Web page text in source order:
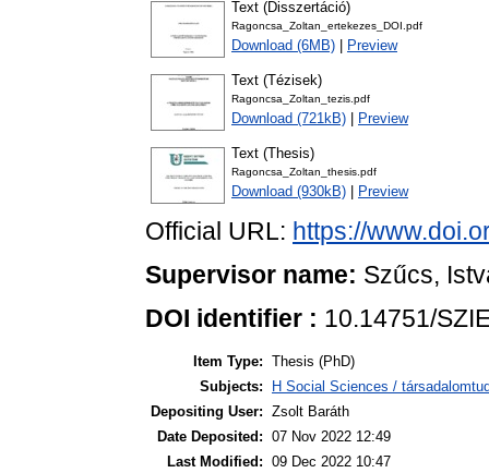
Text (Disszertáció)
Ragoncsa_Zoltan_ertekezes_DOI.pdf
Download (6MB) Preview
Text (Tézisek)
Ragoncsa_Zoltan_tezis.pdf
Download (721kB) Preview
Text (Thesis)
Ragoncsa_Zoltan_thesis.pdf
Download (930kB) Preview
Official URL: https://
Supervisor name: Szűcs,
DOI identifier : 10.14751/
Item Type: Thesis (PhD)
Subjects:
H Social Sciences /
Depositing User: Zsolt Baráth
Date Deposited: 07 Nov 2022 12:49
Last Modified: 09 Dec 2022 10:47